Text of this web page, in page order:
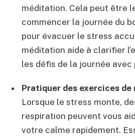
méditation. Cela peut être
commencer la journée du
pour évacuer le stress
méditation aide à clarifier
les défis de la journée avec
Pratiquer des exercices
Lorsque le stress monte,
respiration peuvent vous
votre calme rapidement.